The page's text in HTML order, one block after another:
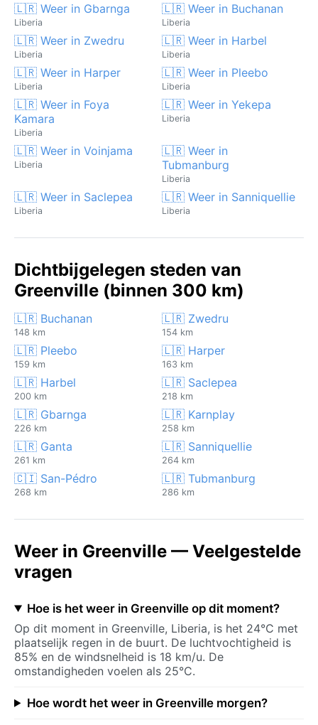
🇱🇷 Weer in Gbarnga
Liberia
🇱🇷 Weer in Buchanan
Liberia
🇱🇷 Weer in Zwedru
Liberia
🇱🇷 Weer in Harbel
Liberia
🇱🇷 Weer in Harper
Liberia
🇱🇷 Weer in Pleebo
Liberia
🇱🇷 Weer in Foya
Kamara
Liberia
🇱🇷 Weer in Yekepa
Liberia
🇱🇷 Weer in Voinjama
Liberia
🇱🇷 Weer in
Tubmanburg
Liberia
🇱🇷 Weer in Saclepea
Liberia
🇱🇷 Weer in Sanniquellie
Liberia
Dichtbijgelegen steden van
Greenville (binnen 300 km)
🇱🇷 Buchanan
148 km
🇱🇷 Zwedru
154 km
🇱🇷 Pleebo
159 km
🇱🇷 Harper
163 km
🇱🇷 Harbel
200 km
🇱🇷 Saclepea
218 km
🇱🇷 Gbarnga
226 km
🇱🇷 Karnplay
258 km
🇱🇷 Ganta
261 km
🇱🇷 Sanniquellie
264 km
🇨🇮 San-Pédro
268 km
🇱🇷 Tubmanburg
286 km
Weer in Greenville — Veelgestelde
vragen
Hoe is het weer in Greenville op dit moment?
Op dit moment in Greenville, Liberia, is het 24°C met
plaatselijk regen in de buurt. De luchtvochtigheid is
85% en de windsnelheid is 18 km/u. De
omstandigheden voelen als 25°C.
Hoe wordt het weer in Greenville morgen?